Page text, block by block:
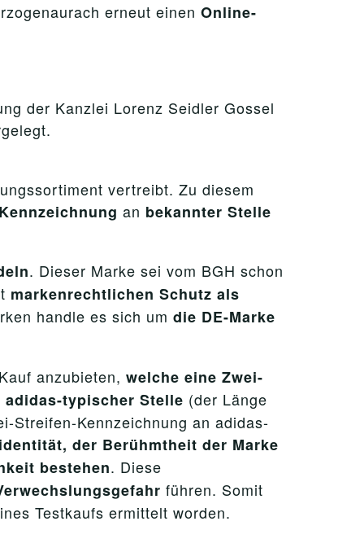
erneut einen Online-
der Kanzlei Lorenz Seidler Gossel
vertreibt. Zu diesem
an bekannter Stelle
. Dieser Marke sei vom BGH schon
markenrechtlichen Schutz als
handle es sich um die DE-Marke
anzubieten, welche eine Zwei-
adidas-typischer Stelle (der Länge
Streifen-Kennzeichnung an adidas-
der Berühmtheit der Marke
bestehen. Diese
führen. Somit
Testkaufs ermittelt worden.